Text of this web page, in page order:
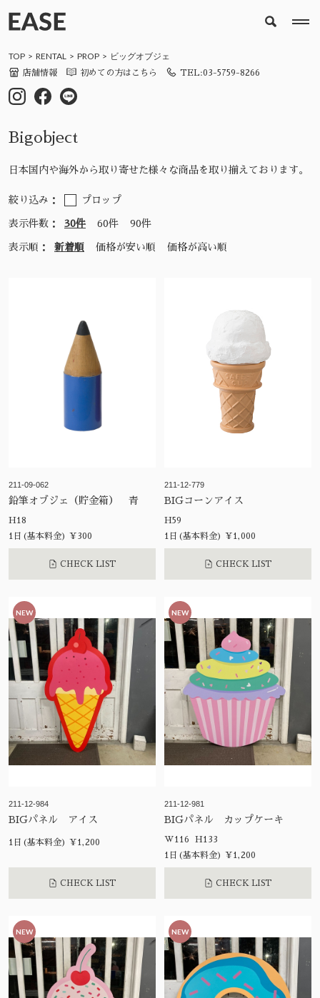
TOP RENTAL PROP ビッグオブジェ
店舗情報 初めての方はこちら TEL:03-5759-8266
Bigobject
日本国内や海外から取り寄せた様々な商品を取り揃えております。
絞り込み： プロップ
表示件数： 30件 60件 90件
表示順： 新着順 価格が安い順 価格が高い順
211-09-062
鉛筆オブジェ（貯金箱） 青
H18
1日(基本料金) ¥300
CHECK LIST
211-12-779
BIGコーンアイス
H59
1日(基本料金) ¥1,000
CHECK LIST
NEW
211-12-984
BIGパネル アイス
1日(基本料金) ¥1,200
CHECK LIST
NEW
211-12-981
BIGパネル カップケーキ
W116 H133
1日(基本料金) ¥1,200
CHECK LIST
NEW NEW